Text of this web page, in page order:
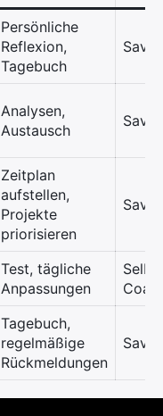
Persönliche
Reflexion,
Tagebuch
Analysen,
Austausch
Zeitplan
aufstellen,
Projekte
priorisieren
Test, tägliche
Anpassungen
Tagebuch,
regelmäßige
Rückmeldungen